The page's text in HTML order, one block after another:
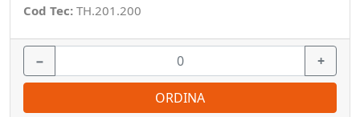
Cod Tec: TH.201.200
− +
ORDINA